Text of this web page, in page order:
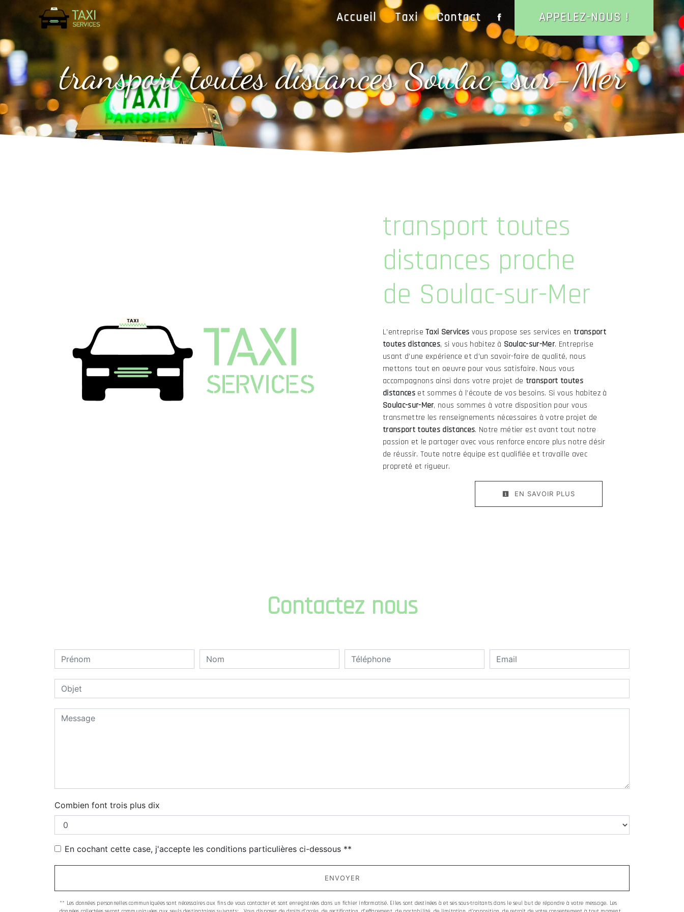
Accueil Taxi Contact APPELEZ-NOUS !
transport toutes distances Soulac-sur-Mer
transport toutes
distances proche
de Soulac-sur-Mer
L’entrepriseTaxi Services vous propose ses services en transport
toutes distances, si vous habitez à Soulac-sur-Mer. Entreprise
usant d’une expérience et d’un savoir-faire de qualité, nous
mettons tout en oeuvre pour vous satisfaire. Nous vous
accompagnons ainsi dans votre projet de transport toutes
distanceset sommes à l’écoute de vos besoins. Si vous habitez à
Soulac-sur-Mer, nous sommes à votre disposition pour vous
transmettre les renseignements nécessaires à votre projet de
transport toutes distances. Notre métier est avant tout notre
passion et le partager avec vous renforce encore plus notre désir
de réussir. Toute notre équipe est qualifiée et travaille avec
propreté et rigueur.
EN SAVOIR PLUS
Contactez nous
Combien font trois plus dix
En cochant cette case, j'accepte les conditions particulières ci-dessous **
ENVOYER
** Les données personnelles communiquées sont nécessaires aux fins de vous contacter et sont enregistrées dans un fichier informatisé. Elles sont destinées à et ses sous-traitants dans le seul but de répondre à votre message. Les
Panneau de gestion des cookies